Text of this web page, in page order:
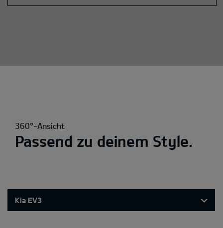
360°-Ansicht
Passend zu deinem Style.
Kia EV3